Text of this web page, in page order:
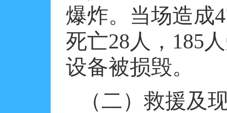
爆炸。当场造成
死亡28人， 185
设备被损毁。
（二）救援及